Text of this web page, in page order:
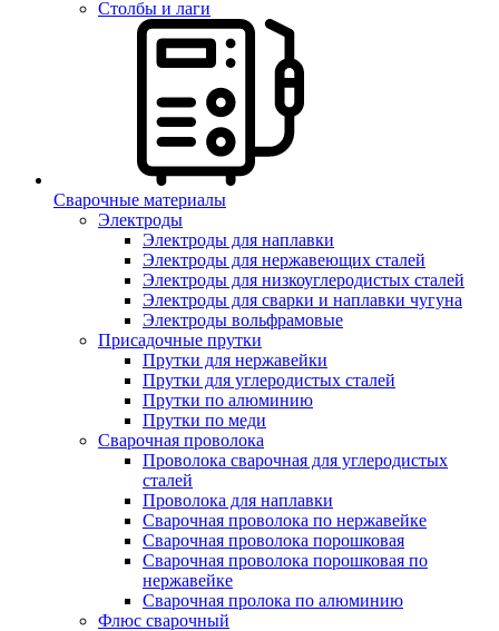
Столбы и лаги
Сварочные материалы
Электроды
Электроды для наплавки
Электроды для нержавеющих сталей
Электроды для низкоуглеродистых сталей
Электроды для сварки и наплавки чугуна
Электроды вольфрамовые
Присадочные прутки
Прутки для нержавейки
Прутки для углеродистых сталей
Прутки по алюминию
Прутки по меди
Сварочная проволока
Проволока сварочная для углеродистых
сталей
Проволока для наплавки
Сварочная проволока по нержавейке
Сварочная проволока порошковая
Сварочная проволока порошковая по
нержавейке
Сварочная пролока по алюминию
Флюс сварочный